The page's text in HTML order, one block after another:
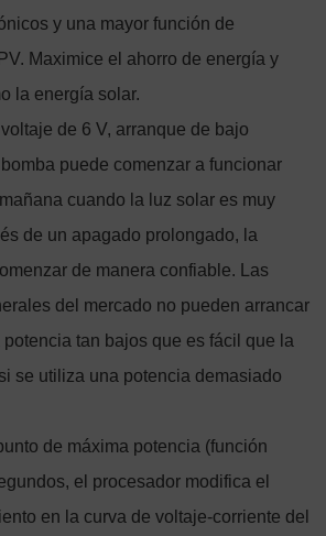
y una mayor función de
Maximice el ahorro de energía y
la energía solar.
de 6 V, arranque de bajo
puede comenzar a funcionar
cuando la luz solar es muy
de un apagado prolongado, la
de manera confiable. Las
del mercado no pueden arrancar
tan bajos que es fácil que la
se utiliza una potencia demasiado
de máxima potencia (función
el procesador modifica el
en la curva de voltaje-corriente del